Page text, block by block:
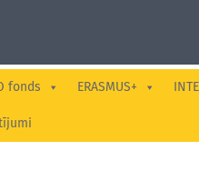
fonds ERASMUS+